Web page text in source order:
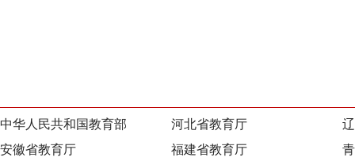
中华人民共和国教育部 河北省教育厅
安徽省教育厅
福建省教育厅